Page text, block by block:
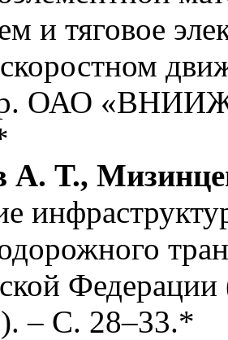
и тяговое
ОАО
А. Т.,
– С. 28–33.*